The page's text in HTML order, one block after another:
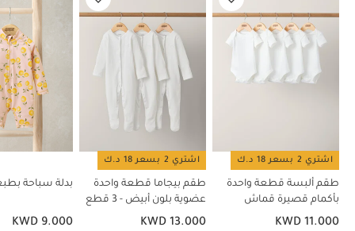
اشتري 2 بسعر 18 د.ك
طقم ألبسة قطعة واحدة
بأكمام قصيرة قماش
عضوي بلون أبيض - 5 قطع
KWD 11.000
اشتري 2 بسعر 18 د.ك
طقم بيجاما قطعة واحدة
عضوية بلون أبيض - 3 قطع
KWD 13.000
بدلة سباحة
KWD 9.000